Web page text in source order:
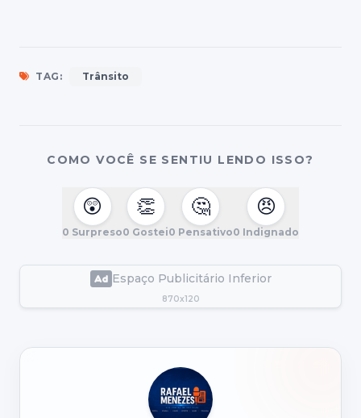
TAG: Trânsito
COMO VOCÊ SE SENTIU LENDO ISSO?
😲
0 Surpreso
👏
0 Gostei
🤔
0 Pensativo
😠
0 Indignado
Espaço Publicitário Inferior
870x120